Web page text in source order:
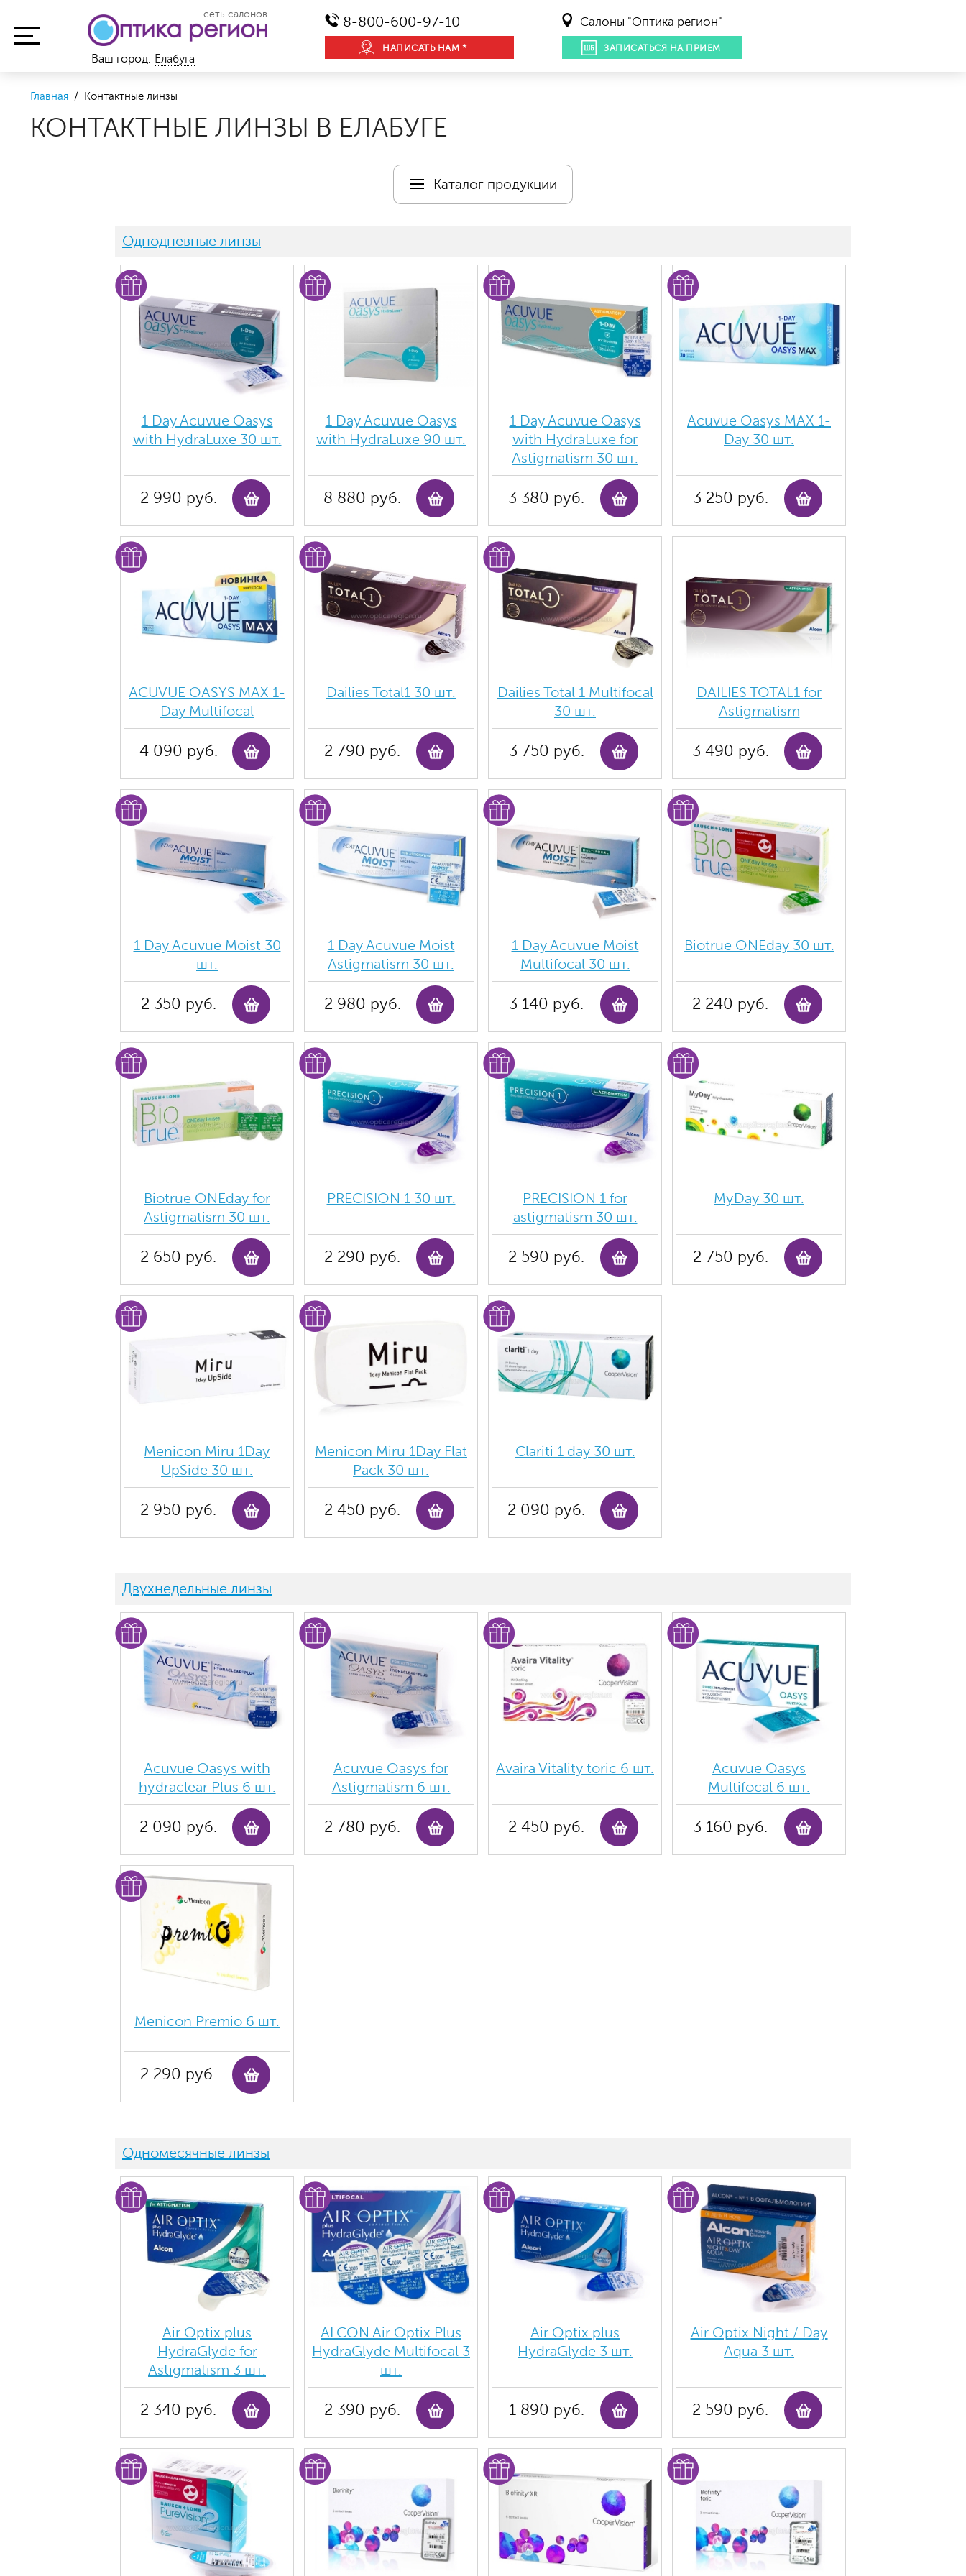
сеть салонов 8-800-600-97-10
НАПИСАТЬ НАМ *
Салоны "Оптика регион"
ЗАПИСАТЬСЯ НА ПРИЕМ
Ваш город: Елабуга
Главная / Контактные линзы
КОНТАКТНЫЕ ЛИНЗЫ В ЕЛАБУГЕ
Каталог продукции
Однодневные линзы
1 Day Acuvue Oasys
with HydraLuxe 30 шт.
2 990 руб.
1 Day Acuvue Oasys
with HydraLuxe 90 шт.
8 880 руб.
1 Day Acuvue Oasys
with HydraLuxe for
Аstigmatism 30 шт.
3 380 руб.
Acuvue Oasys MAX 1-
Day 30 шт.
3 250 руб.
ACUVUE OASYS MAX 1-
Day Multifocal
4 090 руб.
Dailies Total1 30 шт.
2 790 руб.
Dailies Total 1 Multifocal
30 шт.
3 750 руб.
DAILIES TOTAL1 for
Astigmatism
3 490 руб.
1 Day Acuvue Moist 30
шт.
2 350 руб.
1 Day Acuvue Moist
Аstigmatism 30 шт.
2 980 руб.
1 Day Acuvue Moist
Multifocal 30 шт.
3 140 руб.
Biotrue ONEday 30 шт.
2 240 руб.
Biotrue ONEday for
Astigmatism 30 шт.
2 650 руб.
PRECISION 1 30 шт.
2 290 руб.
PRECISION 1 for
astigmatism 30 шт.
2 590 руб.
MyDay 30 шт.
2 750 руб.
Menicon Miru 1Day
UpSide 30 шт.
2 950 руб.
Menicon Miru 1Day Flat
Pack 30 шт.
2 450 руб.
Clariti 1 day 30 шт.
2 090 руб.
Двухнедельные линзы
Acuvue Oasys with
hydraclear Plus 6 шт.
2 090 руб.
Acuvue Oasys for
Astigmatism 6 шт.
2 780 руб.
Avaira Vitality toric 6 шт.
2 450 руб.
Acuvue Oasys
Multifocal 6 шт.
3 160 руб.
Menicon Premio 6 шт.
2 290 руб.
Одномесячные линзы
Air Optix plus
HydraGlyde for
Astigmatism 3 шт.
2 340 руб.
ALCON Air Optix Plus
HydraGlyde Multifocal 3
шт.
2 390 руб.
Air Optix plus
HydraGlyde 3 шт.
1 890 руб.
Air Optix Night / Day
Aqua 3 шт.
2 590 руб.